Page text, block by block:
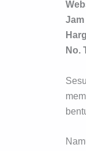
No.